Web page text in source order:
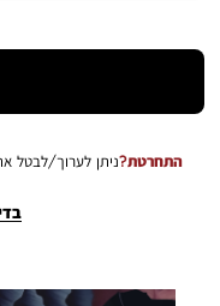
התחרטת?ניתן לערוך/לבטל